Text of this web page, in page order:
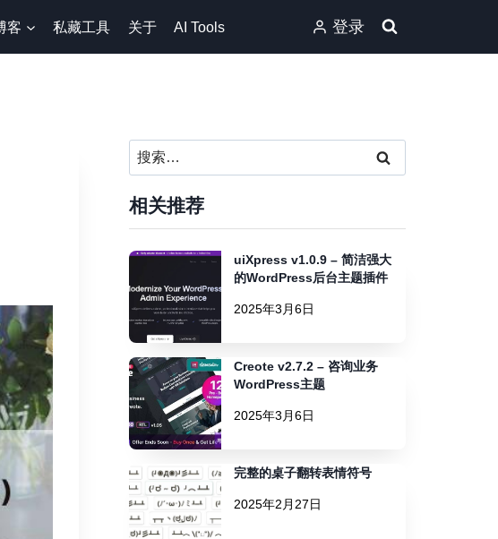
客 私藏工具 关于 AI Tools 登录
搜
索：
相关推荐
uiXpress v1.0.9 – 简洁强大
的WordPress后台主题插件
2025年3月6日
Creote v2.7.2 – 咨询业务
WordPress主题
2025年3月6日
完整的桌子翻转表情符号
2025年2月27日